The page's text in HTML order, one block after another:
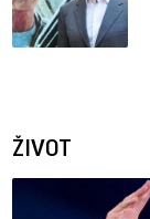
ŽIVOT